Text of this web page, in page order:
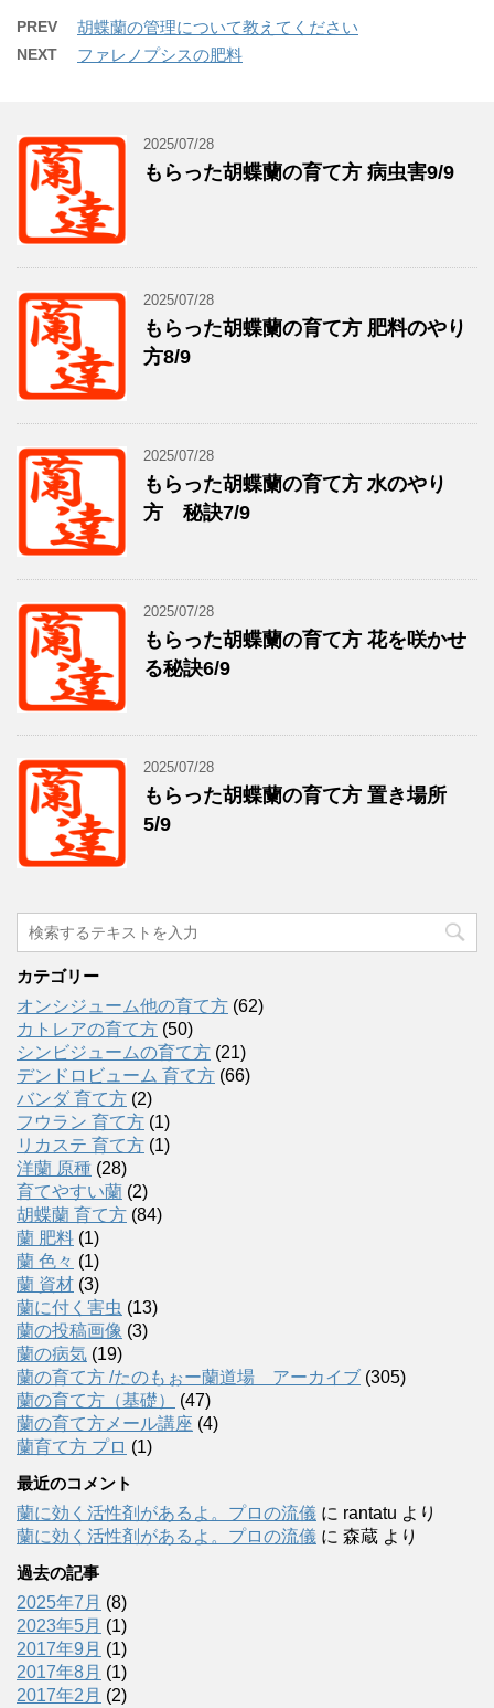
PREV 胡蝶蘭の管理について教えてください
NEXT ファレノプシスの肥料
2025/07/28
もらった胡蝶蘭の育て方 病虫害9/9
2025/07/28
もらった胡蝶蘭の育て方 肥料のやり
方8/9
2025/07/28
もらった胡蝶蘭の育て方 水のやり
方 秘訣7/9
2025/07/28
もらった胡蝶蘭の育て方 花を咲かせ
る秘訣6/9
2025/07/28
もらった胡蝶蘭の育て方 置き場所
5/9
カテゴリー
オンシジューム他の育て方 (62)
カトレアの育て方 (50)
シンビジュームの育て方 (21)
デンドロビューム 育て方 (66)
バンダ 育て方 (2)
フウラン 育て方 (1)
リカステ 育て方 (1)
洋蘭 原種 (28)
育てやすい蘭 (2)
胡蝶蘭 育て方 (84)
蘭 肥料 (1)
蘭 色々 (1)
蘭 資材 (3)
蘭に付く害虫 (13)
蘭の投稿画像 (3)
蘭の病気 (19)
蘭の育て方 /たのもぉー蘭道場 アーカイブ (305)
蘭の育て方（基礎）
(47)
蘭の育て方メール講座 (4)
蘭育て方 プロ (1)
最近のコメント
蘭に効く活性剤があるよ。プロの流儀 に rantatu より
蘭に効く活性剤があるよ。プロの流儀 に 森蔵 より
過去の記事
2025年7月 (8)
2023年5月 (1)
2017年9月 (1)
2017年8月 (1)
2017年2月 (2)